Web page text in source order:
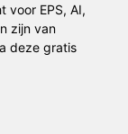
voor EPS, AI,
zijn van
deze gratis